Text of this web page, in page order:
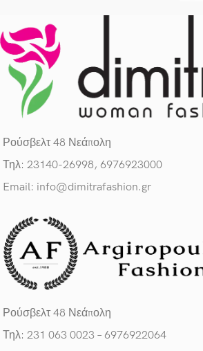
Ρούσβελτ 48 Νεάπολη
Τηλ: 23140-26998, 6976923000
Email: info@dimitrafashion.gr
Ρούσβελτ 48 Νεάπολη
Τηλ: 231 063 0023 – 6976922064